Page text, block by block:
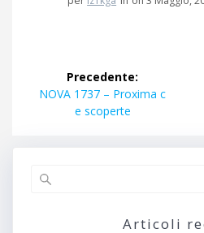
Navigazione
articoli
Precedente:
Articolo
precedente:
NOVA 1737 – Proxima c
e scoperte
Articoli